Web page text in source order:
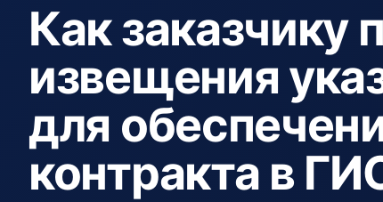
Как заказчику
извещения
для
контракта в